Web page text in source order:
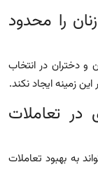
را محدود
دختران در انتخاب
زمینه ایجاد نکند.
در تعاملات
به بهبود تعاملات